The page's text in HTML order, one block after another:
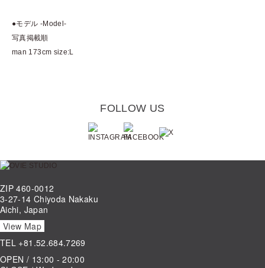
●モデル -Model-
写真掲載順
man 173cm size:L
FOLLOW US
ZIP 460-0012
3-27-14 Chiyoda Nakaku
Aichi, Japan
View Map
TEL +81.52.684.7269
OPEN / 13:00 - 20:00